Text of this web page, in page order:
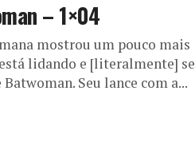
– 1×04
mostrou um pouco mais
lidando e [literalmente] se
Seu lance com a...